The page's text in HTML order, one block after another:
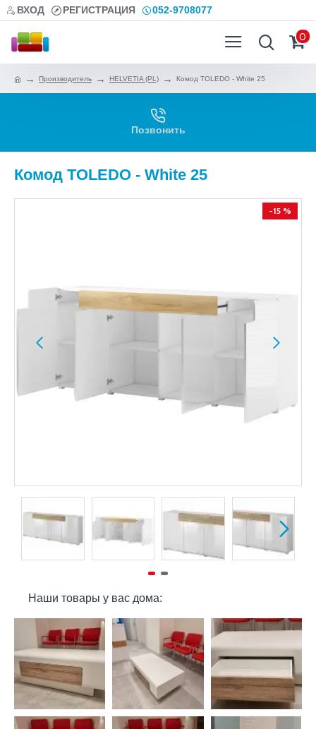
ВХОД РЕГИСТРАЦИЯ 052-9708077
0
Производитель HELVETIA (PL) Комод TOLEDO - White 25
Позвонить
Комод TOLEDO - White 25
-15 %
Наши товары у вас дома: